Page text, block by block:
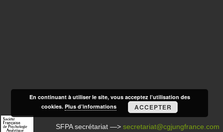
SFPA secrétariat —>secretariat@cgjungfrance.com
En continuant à utiliser le site, vous acceptez l’utilisation des
cookies.Plus d’informations ACCEPTER